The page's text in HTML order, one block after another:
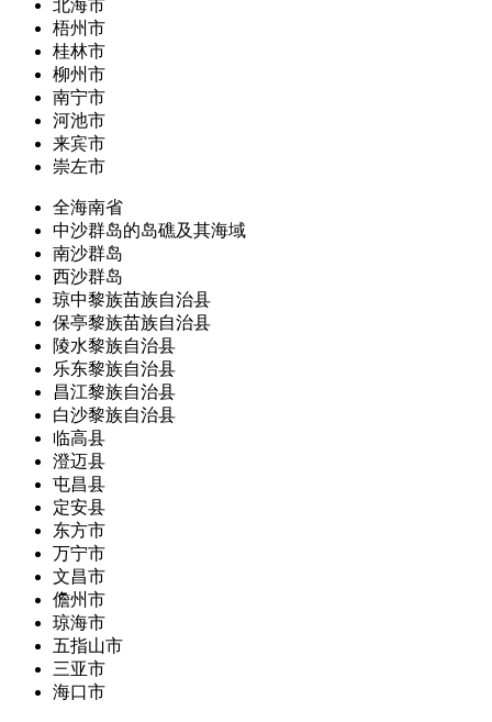
北海市
梧州市
桂林市
柳州市
南宁市
河池市
来宾市
崇左市
全海南省
中沙群岛的岛礁及其海域
南沙群岛
西沙群岛
琼中黎族苗族自治县
保亭黎族苗族自治县
陵水黎族自治县
乐东黎族自治县
昌江黎族自治县
白沙黎族自治县
临高县
澄迈县
屯昌县
定安县
东方市
万宁市
文昌市
儋州市
琼海市
五指山市
三亚市
海口市